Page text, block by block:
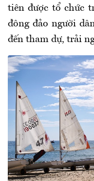
tiên được tổ chức
đông đảo người
đến tham dự, trải